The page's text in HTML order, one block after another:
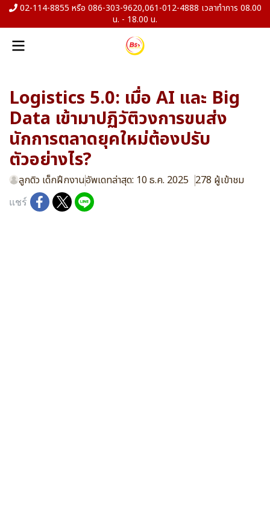
02-114-8855 หรือ 086-303-9620,061-012-4888 เวลาทำการ 08.00
น. - 18.00 น.
Logistics 5.0: เมื่อ AI และ Big
Data เข้ามาปฏิวัติวงการขนส่ง
นักการตลาดยุคใหม่ต้องปรับ
ตัวอย่างไร?
ลูกดิว เด็กฝึกงานอัพเดทล่าสุด: 10 ธ.ค. 2025 278 ผู้เข้าชม
แชร์